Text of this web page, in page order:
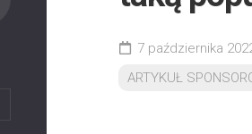
7 października
ARTYKUŁ